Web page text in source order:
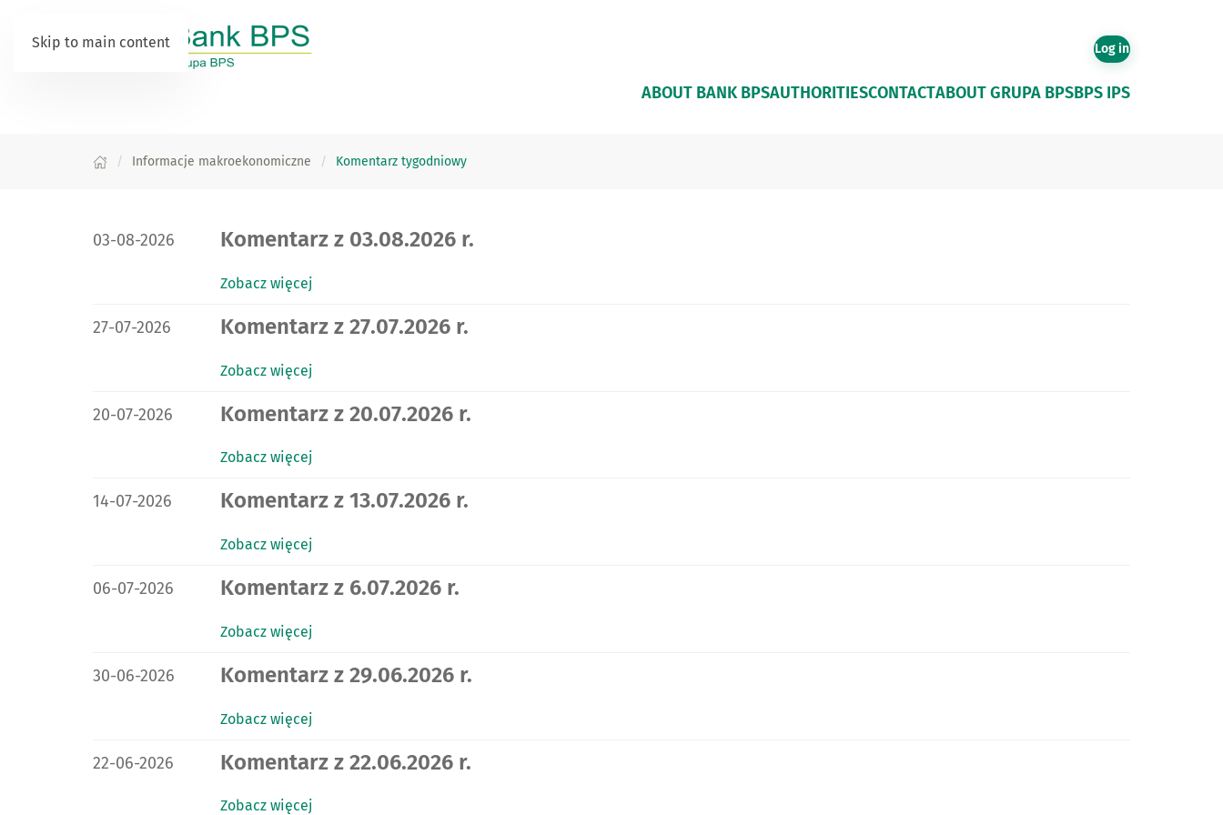
Skip to main content Log in
ABOUT BANK BPSAUTHORITIESCONTACTABOUT GRUPA BPSBPS IPS
Informacje makroekonomiczne Komentarz tygodniowy
DATA PUBLIKACJI:
03-08-2026 Komentarz z 03.08.2026 r.
Zobacz więcej
DATA PUBLIKACJI:
27-07-2026 Komentarz z 27.07.2026 r.
Zobacz więcej
DATA PUBLIKACJI:
20-07-2026 Komentarz z 20.07.2026 r.
Zobacz więcej
DATA PUBLIKACJI:
14-07-2026 Komentarz z 13.07.2026 r.
Zobacz więcej
DATA PUBLIKACJI:
06-07-2026 Komentarz z 6.07.2026 r.
Zobacz więcej
DATA PUBLIKACJI:
30-06-2026 Komentarz z 29.06.2026 r.
Zobacz więcej
DATA PUBLIKACJI:
22-06-2026 Komentarz z 22.06.2026 r.
Zobacz więcej